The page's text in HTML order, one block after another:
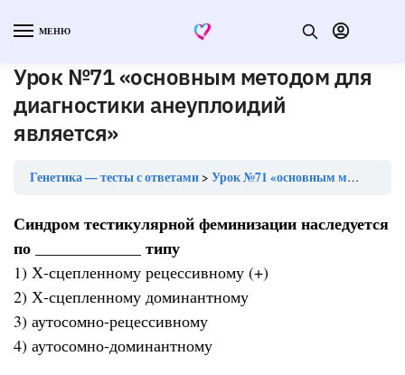
МЕНЮ
Урок №71 «основным методом для
диагностики анеуплоидий
является»
Генетика — тесты с ответами Урок №71 «основным методом для диагностики анеуплоидий является»
Синдром тестикулярной феминизации наследуется
по _____________ типу
1) Х-сцепленному рецессивному (+)
2) Х-сцепленному доминантному
3) аутосомно-рецессивному
4) аутосомно-доминантному